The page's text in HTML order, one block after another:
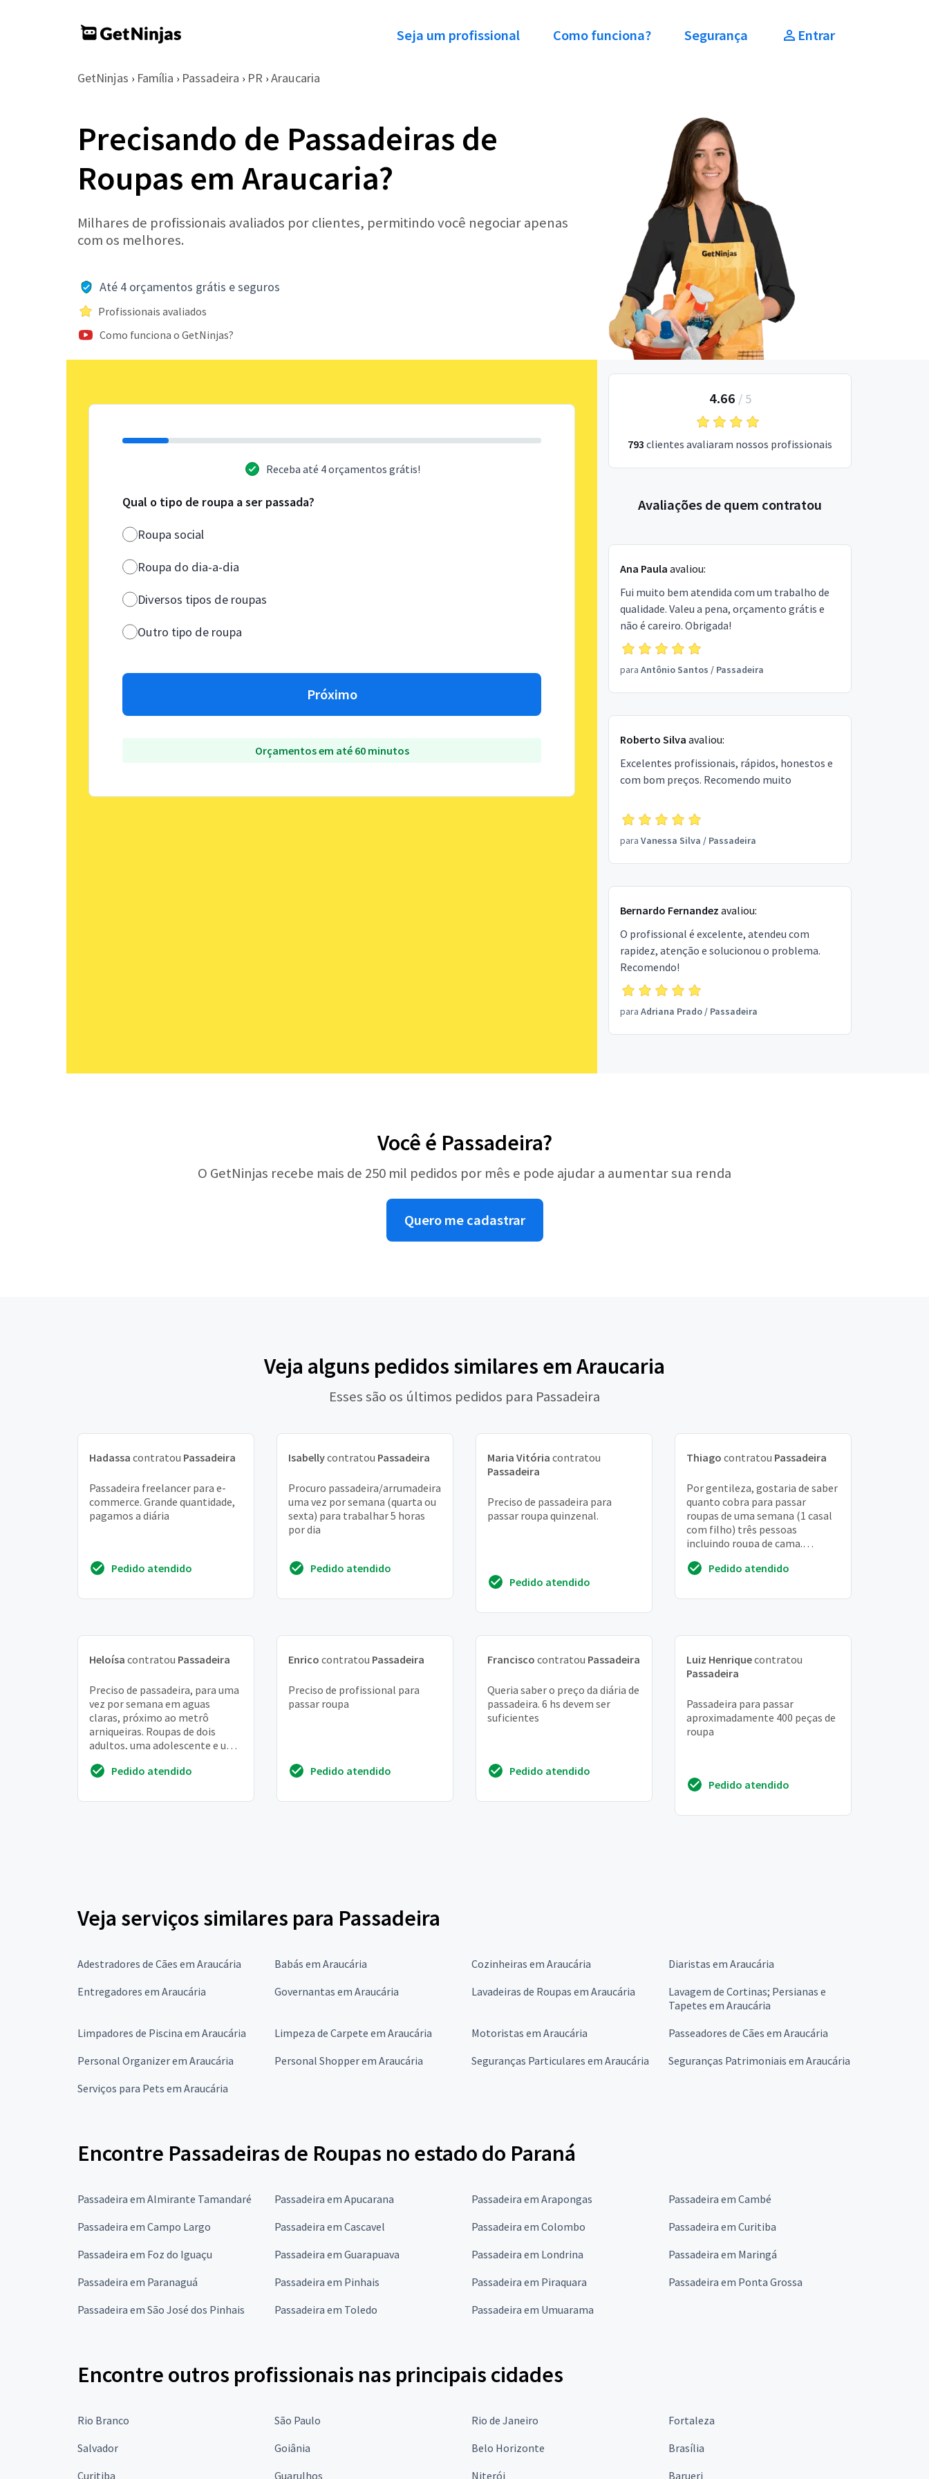
Seja um profissional Como funciona? Segurança Entrar
GetNinjas › Família › Passadeira › PR › Araucaria
Precisando de Passadeiras de
Roupas em Araucaria?
Milhares de profissionais avaliados por clientes, permitindo você negociar apenas
com os melhores.
Até 4 orçamentos grátis e seguros
Profissionais avaliados
Como funciona o GetNinjas?
Receba até 4 orçamentos grátis!
Qual o tipo de roupa a ser passada?
Roupa social
Roupa do dia-a-dia
Diversos tipos de roupas
Outro tipo de roupa
Próximo
Orçamentos em até 60 minutos
4.66 / 5
793 clientes avaliaram nossos profissionais
Avaliações de quem contratou
Ana Paula avaliou:
Fui muito bem atendida com um trabalho de
qualidade. Valeu a pena, orçamento grátis e
não é careiro. Obrigada!
para Antônio Santos / Passadeira
Roberto Silva avaliou:
Excelentes profissionais, rápidos, honestos e
com bom preços. Recomendo muito
para Vanessa Silva / Passadeira
Bernardo Fernandez avaliou:
O profissional é excelente, atendeu com
rapidez, atenção e solucionou o problema.
Recomendo!
para Adriana Prado/ Passadeira
Você é Passadeira?
O GetNinjas recebe mais de 250 mil pedidos por mês e pode ajudar a aumentar sua renda
Quero me cadastrar
Veja alguns pedidos similares em Araucaria
Esses são os últimos pedidos para Passadeira
Hadassa contratou Passadeira
Passadeira freelancer para e-
commerce. Grande quantidade,
pagamos a diária
Pedido atendido
Isabellycontratou Passadeira
Procuro passadeira/arrumadeira
uma vez por semana (quarta ou
sexta) para trabalhar 5 horas
por dia
Pedido atendido
Maria Vitória contratou
Passadeira
Preciso de passadeira para
passar roupa quinzenal.
Pedido atendido
Thiago contratou Passadeira
Por gentileza, gostaria de saber
quanto cobra para passar
roupas de uma semana (1 casal
com filho) três pessoas
incluindo roupa de cama.
Pedido atendido
Heloísa contratou Passadeira
Preciso de passadeira, para uma
vez por semana em aguas
claras, próximo ao metrô
arniqueiras. Roupas de dois
adultos, uma adolescente e uma
Pedido atendido
Enrico contratou Passadeira
Preciso de profissional para
passar roupa
Pedido atendido
Francisco contratou Passadeira
Queria saber o preço da diária de
passadeira. 6 hs devem ser
suficientes
Pedido atendido
Luiz Henriquecontratou
Passadeira
Passadeira para passar
aproximadamente 400 peças de
roupa
Pedido atendido
Veja serviços similares para Passadeira
Adestradores de Cães em Araucária Babás em Araucária Cozinheiras em Araucária
Diaristas em Araucária
Entregadores em Araucária
Governantas em Araucária Lavadeiras de Roupas em Araucária
Lavagem de Cortinas; Persianas e
Tapetes em Araucária
Limpadores de Piscina em Araucária
Limpeza de Carpete em Araucária Motoristas em Araucária
Passeadores de Cães em Araucária
Personal Organizer em Araucária
Personal Shopper em Araucária Seguranças Particulares em Araucária
Seguranças Patrimoniais em Araucária
Serviços para Pets em Araucária
Encontre Passadeiras de Roupas no estado do Paraná
Passadeira em Almirante Tamandaré Passadeira em Apucarana Passadeira em Arapongas
Passadeira em Cambé
Passadeira em Campo Largo
Passadeira em Cascavel Passadeira em Colombo
Passadeira em Curitiba
Passadeira em Foz do Iguaçu
Passadeira em Guarapuava Passadeira em Londrina
Passadeira em Maringá
Passadeira em Paranaguá
Passadeira em Pinhais Passadeira em Piraquara
Passadeira em Ponta Grossa
Passadeira em São José dos Pinhais
Passadeira em Toledo Passadeira em Umuarama
Encontre outros profissionais nas principais cidades
Rio Branco São Paulo Rio de Janeiro
Fortaleza
Salvador
Goiânia Belo Horizonte
Brasília
Curitiba
Guarulhos Niterói Barueri